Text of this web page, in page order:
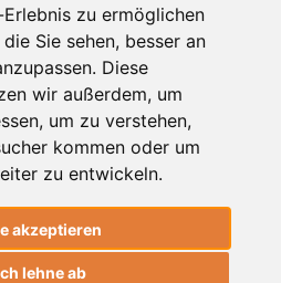
zu ermöglichen
Sie sehen, besser an
Diese
wir außerdem, um
um zu verstehen,
kommen oder um
zu entwickeln.
akzeptieren
lehne ab